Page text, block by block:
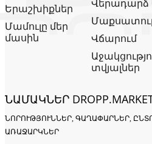
Երաշխիքներ
Մամուլը մեր
մասին
Վերադարձ
Վճարում
տվյալներ
ՆԱՄԱԿՆԵՐ
ՆՈՐՈՒԹՅՈՒՆՆԵՐ, ԳԱՂԱՓԱՐՆԵՐ,
ՌԱՋԱՐԿՆԵՐ